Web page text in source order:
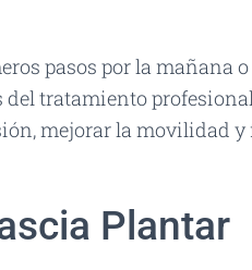
pasos por la mañana o
tratamiento
mejorar la movilidad y
Plantar